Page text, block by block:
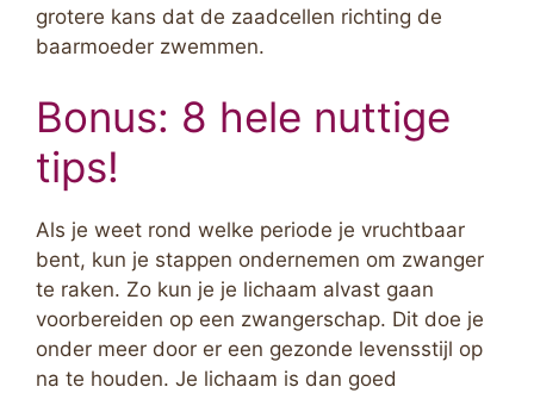
grotere kans dat de zaadcellen richting de
baarmoeder zwemmen.
Bonus: 8 hele nuttige
tips!
Als je weet rond welke periode je vruchtbaar
bent, kun je stappen ondernemen om zwanger
te raken. Zo kun je je lichaam alvast gaan
voorbereiden op een zwangerschap. Dit doe je
onder meer door er een gezonde levensstijl op
na te houden. Je lichaam is dan goed